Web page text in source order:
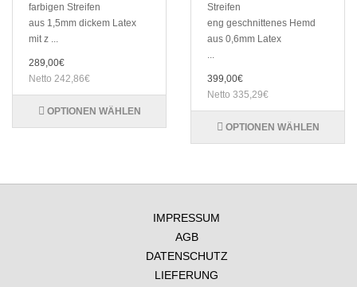
farbigen Streifen
aus 1,5mm dickem Latex
mit z ...
289,00€
Netto 242,86€
OPTIONEN WÄHLEN
Streifen
eng geschnittenes Hemd
aus 0,6mm Latex
...
399,00€
Netto 335,29€
OPTIONEN WÄHLEN
IMPRESSUM
AGB
DATENSCHUTZ
LIEFERUNG